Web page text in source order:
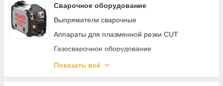
Наколенники
Сварочное оборудование
Выпрямители сварочные
Аппараты для плазменной резки CUT
Газосварочное оборудование
Инверторные сварочные аппараты ММА
Показать всё